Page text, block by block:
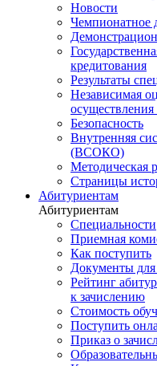
Новости
кредитования
Результаты
Независимая
осуществления
Безопасность
Внутренняя
(ВСОКО)
Методическая
Страницы
Абитуриентам
Абитуриентам
Специальности
Приемная
Как поступить
Документы
Рейтинг
к зачислению
Стоимость
Поступить
Приказ о